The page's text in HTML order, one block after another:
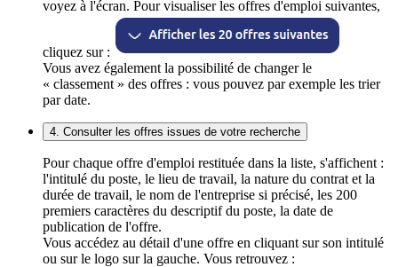
voyez à l'écran. Pour visualiser les offres d'emploi suivantes,
cliquez sur :
Vous avez également la possibilité de changer le
« classement » des offres : vous pouvez par exemple les trier
par date.
4. Consulter les offres issues de votre recherche
Pour chaque offre d'emploi restituée dans la liste, s'affichent :
l'intitulé du poste, le lieu de travail, la nature du contrat et la
durée de travail, le nom de l'entreprise si précisé, les 200
premiers caractères du descriptif du poste, la date de
publication de l'offre.
Vous accédez au détail d'une offre en cliquant sur son intitulé
ou sur le logo sur la gauche. Vous retrouvez :